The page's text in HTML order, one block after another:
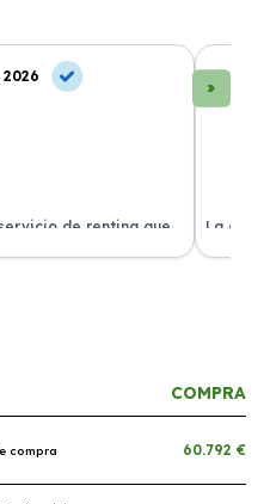
de renting que
y sin complicaciones!
La
en
COMPRA
compra 60.792 €